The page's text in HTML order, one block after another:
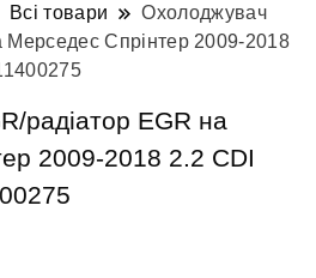
Всі товари
Охолоджувач
Мерседес Спрінтер 2009-2018
радіатор EGR на
2009-2018 2.2 CDI